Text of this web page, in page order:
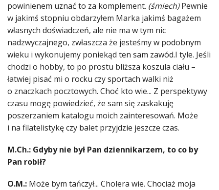
powinienem uznać to za komplement. (śmiech)Pewnie
w jakimś stopniu obdarzyłem Marka jakimś bagażem
własnych doświadczeń, ale nie ma w tym nic
nadzwyczajnego, zwłaszcza że jesteśmy w podobnym
wieku i wykonujemy poniekąd ten sam zawód.I tyle. Jeśli
chodzi o hobby, to po prostu bliższa koszula ciału –
łatwiej pisać mi o rocku czy sportach walki niż
o znaczkach pocztowych. Choć kto wie... Z perspektywy
czasu mogę powiedzieć, że sam się zaskakuję
poszerzaniem katalogu moich zainteresowań. Może
i na filatelistykę czy balet przyjdzie jeszcze czas.
M.Ch.: Gdyby nie był Pan dziennikarzem, to co by
Pan robił?
O.M.: Może bym tańczył... Cholera wie. Chociaż moja